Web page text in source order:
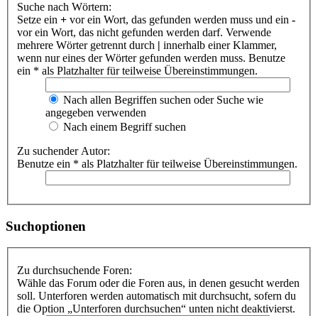
Suche nach Wörtern:
Setze ein + vor ein Wort, das gefunden werden muss und ein -
vor ein Wort, das nicht gefunden werden darf. Verwende
mehrere Wörter getrennt durch | innerhalb einer Klammer,
wenn nur eines der Wörter gefunden werden muss. Benutze
ein * als Platzhalter für teilweise Übereinstimmungen.
Nach allen Begriffen suchen oder Suche wie
angegeben verwenden
Nach einem Begriff suchen
Zu suchender Autor:
Benutze ein * als Platzhalter für teilweise Übereinstimmungen.
Suchoptionen
Zu durchsuchende Foren:
Wähle das Forum oder die Foren aus, in denen gesucht werden
soll. Unterforen werden automatisch mit durchsucht, sofern du
die Option „Unterforen durchsuchen“ unten nicht deaktivierst.